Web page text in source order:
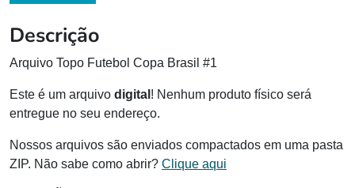
Descrição
Arquivo Topo Futebol Copa Brasil #1
Este é um arquivo digital ! Nenhum produto físico será
entregue no seu endereço.
Nossos arquivos são enviados compactados em uma pasta
ZIP. Não sabe como abrir? Clique aqui